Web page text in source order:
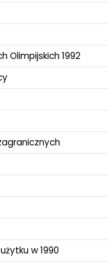
Olimpijskich 1992
w 1990